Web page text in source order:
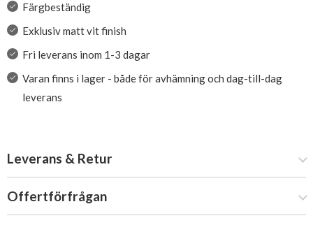
Färgbeständig
Exklusiv matt vit finish
Fri leverans inom 1-3 dagar
Varan finns i lager - både för avhämning och dag-till-dag
leverans
Leverans & Retur
Offertförfrågan